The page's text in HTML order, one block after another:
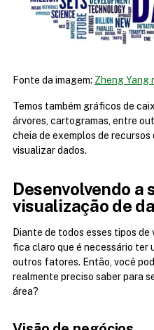
Fonte da imagem: Zheng Yang
Temos também gráficos de
árvores, cartogramas, entre
cheia de exemplos de recursos
visualizar dados.
Desenvolvendo a
visualização de
Diante de todos esses tipos de
fica claro que é necessário ter
outros fatores. Então, você
realmente preciso saber para
área?